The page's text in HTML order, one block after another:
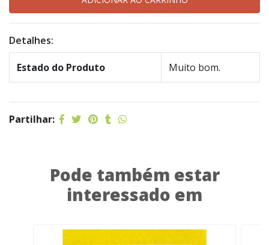
Detalhes:
Estado do Produto Muito bom.
Partilhar:
Pode também estar
interessado em